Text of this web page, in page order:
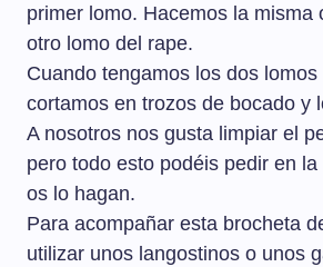
primer lomo. Hacemos la misma
otro lomo del rape.
Cuando tengamos los dos
cortamos en trozos de bocado y
A nosotros nos gusta limpiar el
pero todo esto podéis pedir en
os lo hagan.
Para acompañar esta brocheta
utilizar unos langostinos o unos